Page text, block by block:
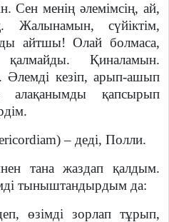
Сен менің әлемімсің, ай,
Жалынамын, сүйіктім,
айтшы! Олай болмаса,
Қиналамын.
Әлемді кезіп, арып-ашып
қапсырып
– деді, Полли.
тана жаздап қалдым.
тыныштандырдым да:
өзімді зорлап тұрып,